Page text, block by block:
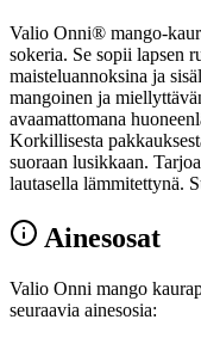
Valio Onni® mango-
sokeria. Se sopii lapsen
maisteluannoksina ja
mangoinen ja
avaamattomana
Korkillisesta
suoraan lusikkaan.
lautasella lämmitettynä.
Ainesosat
Valio Onni mango
seuraavia ainesosia: